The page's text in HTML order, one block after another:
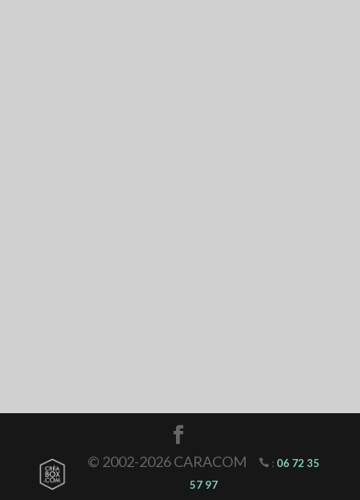
© 2002-2026 CARACOM : 06 72 35
57 97